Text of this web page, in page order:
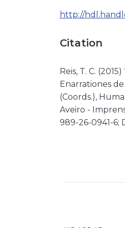
http://
Citation
Reis, T. C.
Enarrationes de
(Coords.),
Aveiro -
989-26-0941-6;